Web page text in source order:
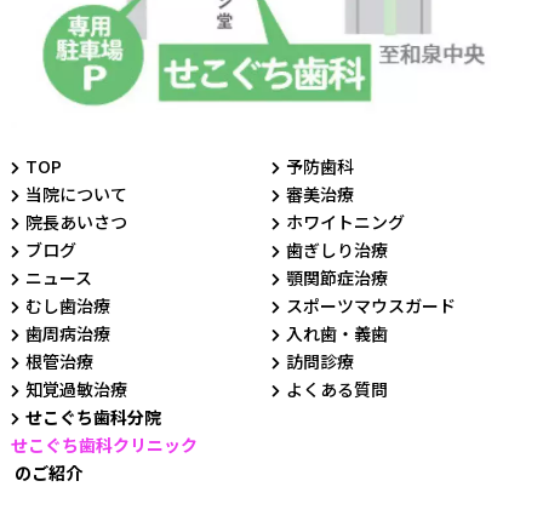
TOP
予防歯科
当院について
審美治療
院長あいさつ
ホワイトニング
ブログ
歯ぎしり治療
ニュース
顎関節症治療
むし歯治療
スポーツマウスガード
歯周病治療
入れ歯・義歯
根管治療
訪問診療
知覚過敏治療
よくある質問
せこぐち歯科分院
せこぐち歯科クリニック
のご紹介